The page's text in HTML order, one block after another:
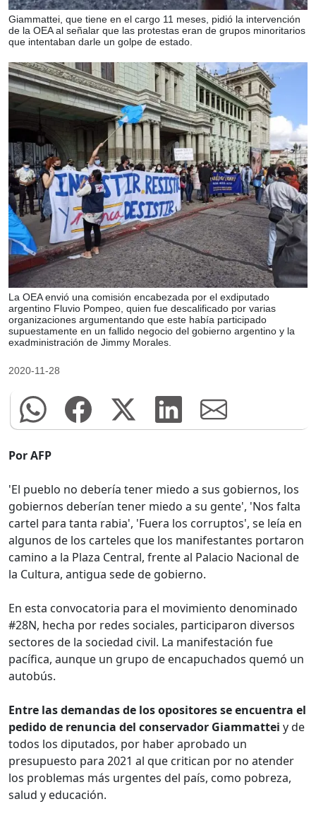
Giammattei, que tiene en el cargo 11 meses, pidió la intervención
de la OEA al señalar que las protestas eran de grupos minoritarios
que intentaban darle un golpe de estado.
La OEA envió una comisión encabezada por el exdiputado
argentino Fluvio Pompeo, quien fue descalificado por varias
organizaciones argumentando que este había participado
supuestamente en un fallido negocio del gobierno argentino y la
exadministración de Jimmy Morales.
2020-11-28
Por AFP
'El pueblo no debería tener miedo a sus gobiernos, los
gobiernos deberían tener miedo a su gente', 'Nos falta
cartel para tanta rabia', 'Fuera los corruptos', se leía en
algunos de los carteles que los manifestantes portaron
camino a la Plaza Central, frente al Palacio Nacional de
la Cultura, antigua sede de gobierno.
En esta convocatoria para el movimiento denominado
#28N, hecha por redes sociales, participaron diversos
sectores de la sociedad civil. La manifestación fue
pacífica, aunque un grupo de encapuchados quemó un
autobús.
Entre las demandas de los opositores se encuentra el
pedido de renuncia del conservador Giammattei y de
todos los diputados, por haber aprobado un
presupuesto para 2021 al que critican por no atender
los problemas más urgentes del país, como pobreza,
salud y educación.